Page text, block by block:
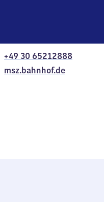
+49 30 65212888
msz.bahnhof.de